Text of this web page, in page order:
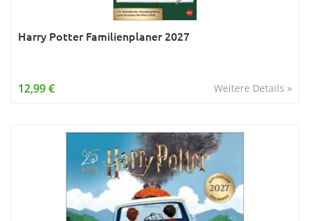
Harry Potter Familienplaner 2027
Weitere Details »
12,99 €